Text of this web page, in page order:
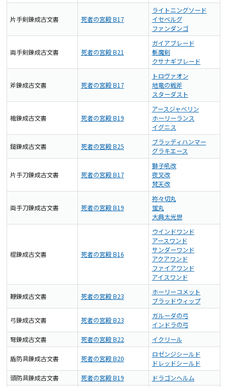
片手剣錬成古文書 死者の宮殿 B17
ライトニングソード
イセベルグ
ファンダンゴ
両手剣錬成古文書 死者の宮殿 B21
ガイアブレード
斬魔剣
クサナギブレード
斧錬成古文書 死者の宮殿 B17
トロヴァオン
地竜の戦斧
スターダスト
槍錬成古文書 死者の宮殿 B19
アースジャベリン
ホーリーランス
イグニス
鎚錬成古文書 死者の宮殿 B25
ブラッディハンマー
グラキエース
片手刀錬成古文書 死者の宮殿 B17
獅子吼改
夜叉改
梵天改
両手刀錬成古文書 死者の宮殿 B19
祢々切丸
蛍丸
大典太光世
棍錬成古文書 死者の宮殿 B16
ウインドワンド
アースワンド
サンダーワンド
アクアワンド
ファイアワンド
アイスワンド
鞭錬成古文書 死者の宮殿 B23
ホーリーコメット
ブラッドウィップ
弓錬成古文書 死者の宮殿 B23
ガルーダの弓
インドラの弓
弩錬成古文書
死者の宮殿 B22 イクリール
盾防具錬成古文書 死者の宮殿 B20
ロゼンジシールド
ドレッドシールド
頭防具錬成古文書
死者の宮殿 B19 ドラゴンヘルム